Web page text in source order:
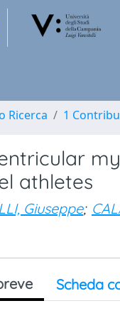
Ricerca 1
athletes
Giuseppe;
Scheda